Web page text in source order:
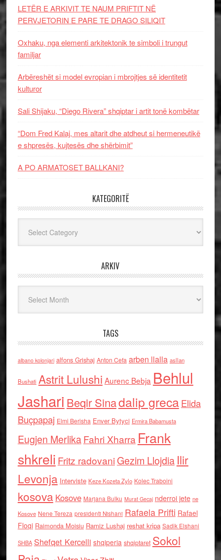
LETËR E ARKIVIT TE NAUM PRIFTIT NË
PERVJETORIN E PARE TE DRAGO SILIQIT
Oxhaku, nga elementi arkitektonik te simboli i trungut
familjar
Arbëreshët si model evropian i mbrojtjes së identitetit
kulturor
Sali Shijaku, “Diego Rivera” shqiptar i artit tonë kombëtar
“Dom Fred Kalaj, mes altarit dhe atdheut si hermeneutikë
e shpresës, kujtesës dhe shërbimit”
A PO ARMATOSET BALLKANI?
KATEGORITË
ARKIV
TAGS
albano kolonjari alfons Grishaj Anton Cefa arben llalla asllan
Bushati Astrit Lulushi Aurenc Bebja Behlul
Jashari Beqir Sinadalip grecaElida
Buçpapaj Elmi Berisha Enver Bytyci Ermira Babamusta
Eugjen MerlikaFahri Xharra Frank
shkreli Fritz radovaniGezim Llojdia Ilir
Levonja Interviste Keze Kozeta Zylo Kolec Traboini
kosova Kosove Marjana Bulku Murat Gecaj nderroi jete ne
Kosove Nene Tereza presidenti Nishani Rafaela Prifti Rafael
Floqi Raimonda Moisiu Ramiz Lushaj reshat kripa Sadik Elshani
SHBA Shefqet Kercelli shqiperia shqiptaret Sokol